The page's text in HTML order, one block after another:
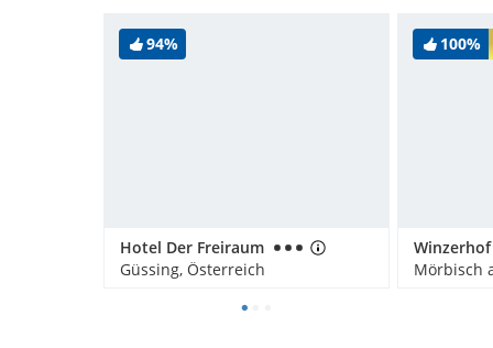
94%
Hotel Der Freiraum
Güssing, Österreich
100%
Mörbisch